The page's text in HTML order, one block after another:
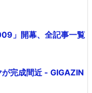
」開幕、全記事一覧
完成間近 - GIGAZIN